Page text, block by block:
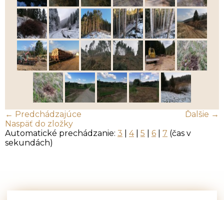
← Predchádzajúce
Ďalšie →
Naspäť do zložky
Automatické prechádzanie: 3 4| 5 6 7 (čas v
sekundách)